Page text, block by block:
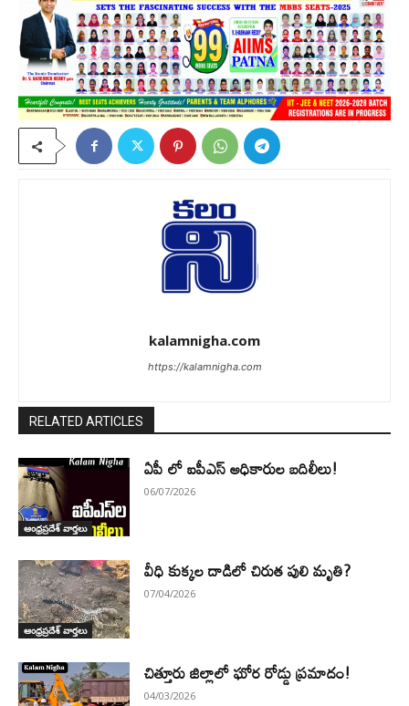
kalamnigha.com
https://kalamnigha.com
RELATED ARTICLES
ఆంధ్రప్రదేశ్ వార్తలు
ఏపీ లో ఐపీఎస్ అధికారుల బదిలీలు!
06/07/2026
ఆంధ్రప్రదేశ్ వార్తలు
వీధి కుక్కల దాడిలో చిరుత పులి మృతి?
07/04/2026
చిత్తూరు జిల్లాలో ఘోర రోడ్డు ప్రమాదం!
04/03/2026